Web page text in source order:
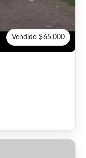
Vendido $65,000